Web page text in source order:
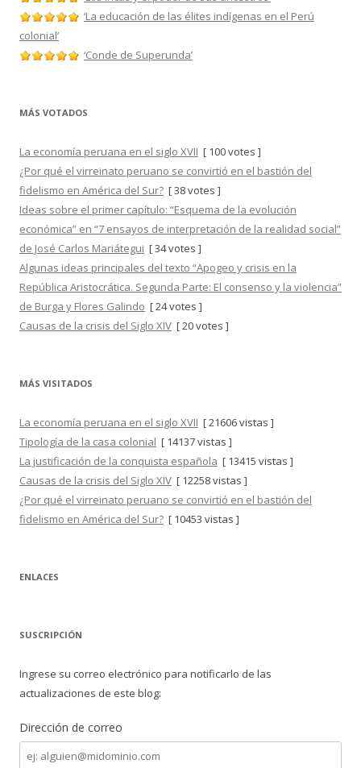
‘La educación de las élites indígenas en el Perú
colonial’
‘Conde de Superunda’
MÁS VOTADOS
La economía peruana en el siglo XVII [ 100 votes ]
¿Por qué el virreinato peruano se convirtió en el bastión del
fidelismo en América del Sur? [ 38 votes ]
Ideas sobre el primer capítulo: “Esquema de la evolución
económica” en “7 ensayos de interpretación de la realidad social”
de José Carlos Mariátegui [ 34 votes ]
Algunas ideas principales del texto “Apogeo y crisis en la
República Aristocrática. Segunda Parte: El consenso y la violencia”
de Burga y Flores Galindo [ 24 votes ]
Causas de la crisis del Siglo XIV [ 20 votes ]
MÁS VISITADOS
La economía peruana en el siglo XVII [ 21606 vistas ]
Tipología de la casa colonial [ 14137 vistas ]
La justificación de la conquista española [ 13415 vistas ]
Causas de la crisis del Siglo XIV [ 12258 vistas ]
¿Por qué el virreinato peruano se convirtió en el bastión del
fidelismo en América del Sur? [ 10453 vistas ]
ENLACES
SUSCRIPCIÓN
Ingrese su correo electrónico para notificarlo de las
actualizaciones de este blog:
Dirección de correo
Dirección
de